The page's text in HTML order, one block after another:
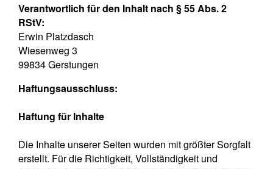
Verantwortlich für den Inhalt nach § 55 Abs. 2
RStV:
Erwin Platzdasch
Wiesenweg 3
99834 Gerstungen
Haftungsausschluss:
Haftung für Inhalte
Die Inhalte unserer Seiten wurden mit größter Sorgfalt
erstellt. Für die Richtigkeit, Vollständigkeit und